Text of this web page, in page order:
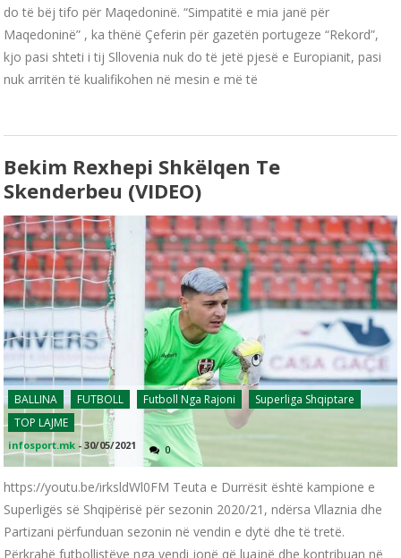
do të bëj tifo për Maqedoninë. “Simpatitë e mia janë për
Maqedoninë” , ka thënë Çeferin për gazetën portugeze “Rekord”,
kjo pasi shteti i tij Sllovenia nuk do të jetë pjesë e Europianit, pasi
nuk arritën të kualifikohen në mesin e më të
Bekim Rexhepi Shkëlqen Te
Skenderbeu (VIDEO)
BALLINA FUTBOLL Futboll Nga Rajoni
Superliga Shqiptare
TOP LAJME
infosport.mk -30/05/2021 0
https://youtu.be/irksldWl0FM Teuta e Durrësit është kampione e
Superligës së Shqipërisë për sezonin 2020/21, ndërsa Vllaznia dhe
Partizani përfunduan sezonin në vendin e dytë dhe të tretë.
Përkrahë futbollistëve nga vendi jonë që luajnë dhe kontribuan në